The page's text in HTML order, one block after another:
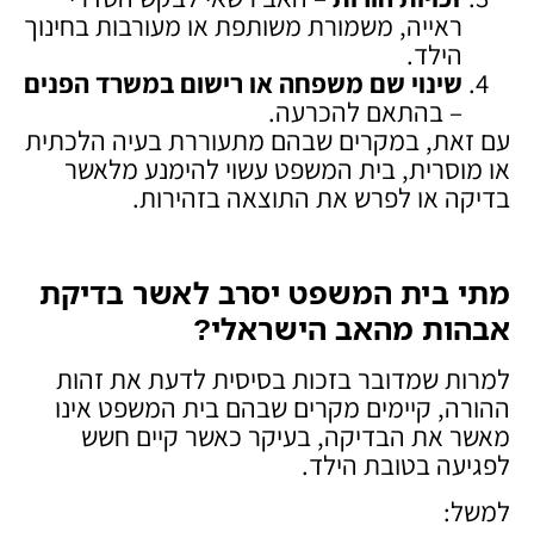
ראייה, משמורת משותפת או מעורבות בחינוך
הילד.
שינוי שם משפחה או רישום במשרד הפנים
– בהתאם להכרעה.
עם זאת, במקרים שבהם מתעוררת בעיה הלכתית
או מוסרית, בית המשפט עשוי להימנע מלאשר
בדיקה או לפרש את התוצאה בזהירות.
מתי בית המשפט יסרב לאשר בדיקת
אבהות מהאב הישראלי?
למרות שמדובר בזכות בסיסית לדעת את זהות
ההורה, קיימים מקרים שבהם בית המשפט אינו
מאשר את הבדיקה, בעיקר כאשר קיים חשש
לפגיעה בטובת הילד.
למשל: